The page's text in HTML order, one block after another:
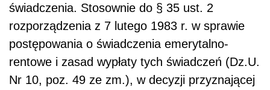
świadczenia. Stosownie do § 35 ust. 2
rozporządzenia z 7 lutego 1983 r. w sprawie
postępowania o świadczenia emerytalno-
rentowe i zasad wypłaty tych świadczeń (Dz.U.
Nr 10, poz. 49 ze zm.), w decyzji przyznającej